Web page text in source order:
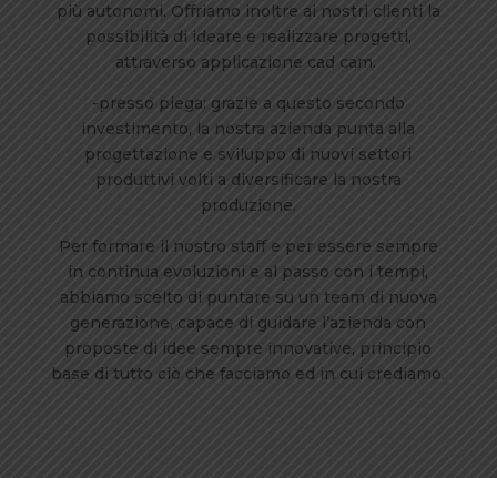
più autonomi. Offriamo inoltre ai nostri clienti la
possibilità di ideare e realizzare progetti,
attraverso applicazione cad cam.
-presso piega: grazie a questo secondo
investimento, la nostra azienda punta alla
progettazione e sviluppo di nuovi settori
produttivi volti a diversificare la nostra
produzione.
Per formare il nostro staff e per essere sempre
in continua evoluzioni e al passo con i tempi,
abbiamo scelto di puntare su un team di nuova
generazione, capace di guidare l’azienda con
proposte di idee sempre innovative, principio
base di tutto ciò che facciamo ed in cui crediamo.